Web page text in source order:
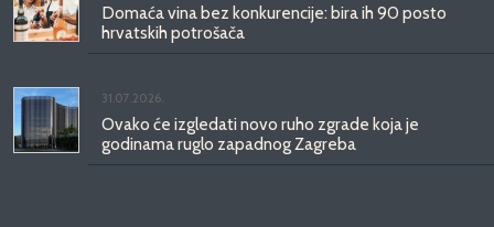
Domaća vina bez konkurencije: bira ih 90 posto
hrvatskih potrošača
31.07.2026.
Ovako će izgledati novo ruho zgrade koja je
godinama ruglo zapadnog Zagreba